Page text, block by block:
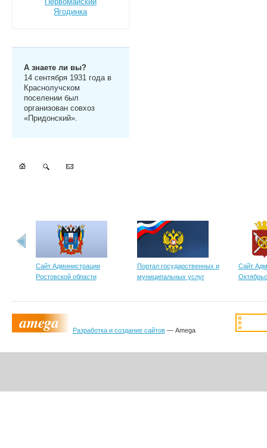
Ягодинка
А знаете ли вы?
14 сентября 1931 года в
Краснолучском
поселении был
организован совхоз
«Придонский».
Сайт Администрации
Ростовской области
Портал государственных и
муниципальных услуг
Сайт
Разработка и создание сайтов— Amega